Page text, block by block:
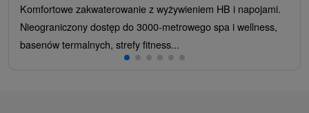
Komfortowe zakwaterowanie z wyżywieniem HB i napojami.
Nieograniczony dostęp do 3000-metrowego spa i wellness,
basenów termalnych, strefy fitness...